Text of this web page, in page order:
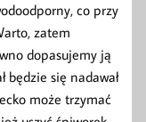
co przy
zatem
dopasujemy ją
będzie się nadawał
może trzymać